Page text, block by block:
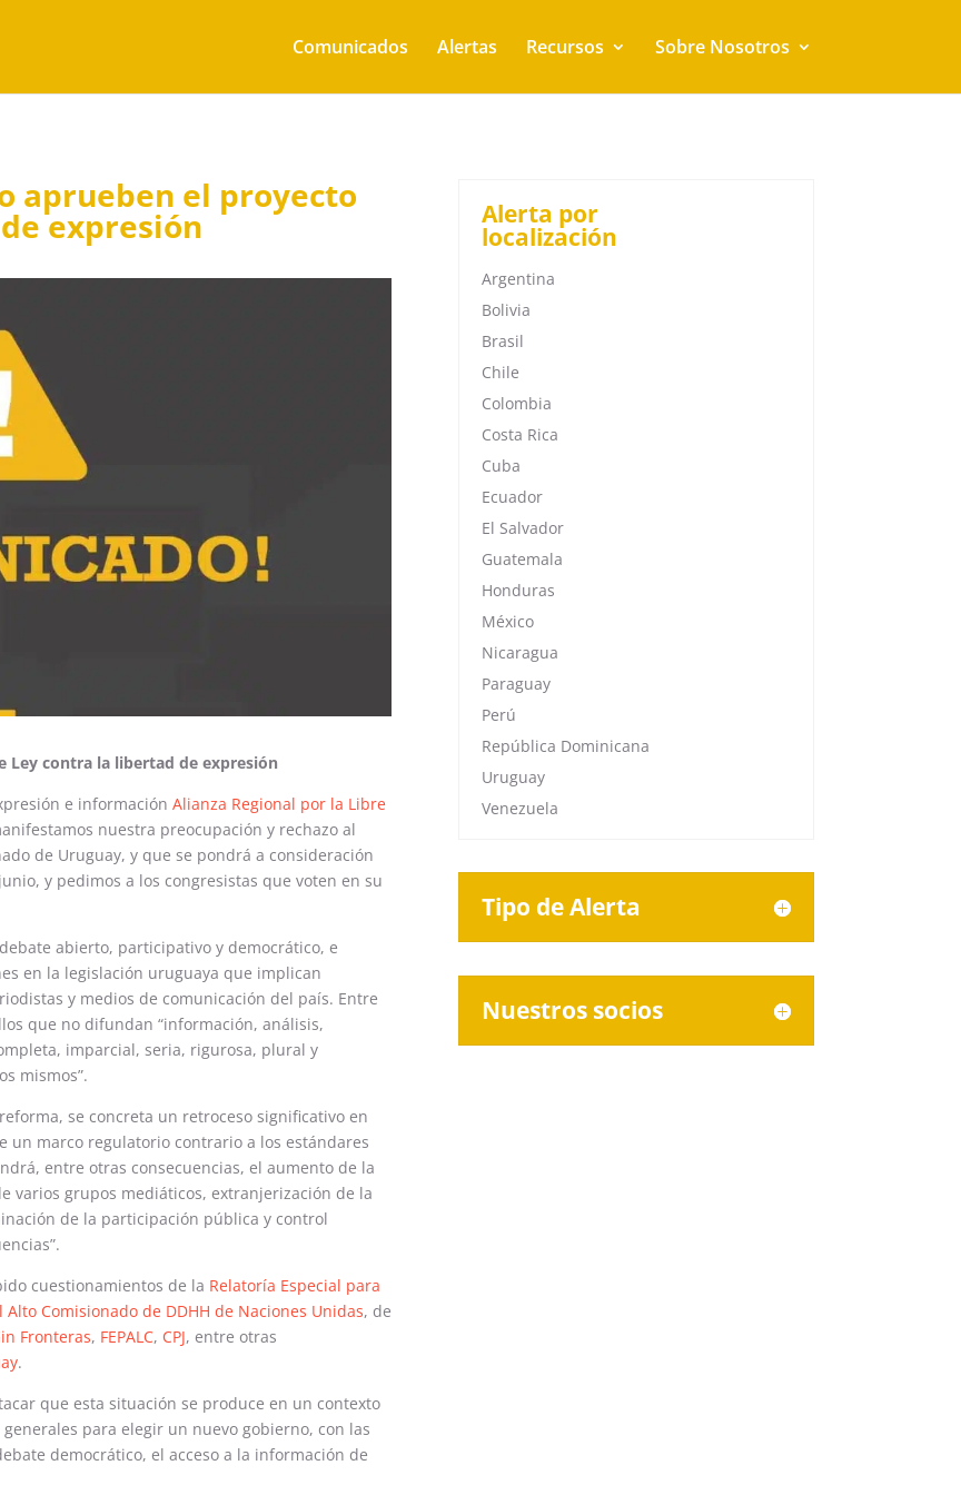
Comunicados Alertas Recursos Sobre Nosotros
aprueben el proyecto
expresión
Ley contra la libertad de expresión
e información Alianza Regional por la Libre
nuestra preocupación y rechazo al
de Uruguay, y que se pondrá a consideración
y pedimos a los congresistas que voten en su
abierto, participativo y democrático, e
en la legislación uruguaya que implican
y medios de comunicación del país. Entre
que no difundan “información, análisis,
imparcial, seria, rigurosa, plural y
mismos”.
se concreta un retroceso significativo en
un marco regulatorio contrario a los estándares
entre otras consecuencias, el aumento de la
varios grupos mediáticos, extranjerización de la
de la participación pública y control
cuestionamientos de la Relatoría Especial para
Alto Comisionado de DDHH de Naciones Unidas, de
Fronteras, FEPALC, CPJ, entre otras
.
que esta situación se produce en un contexto
para elegir un nuevo gobierno, con las
democrático, el acceso a la información de
Alerta por
localización
Argentina
Bolivia
Brasil
Chile
Colombia
Costa Rica
Cuba
Ecuador
El Salvador
Guatemala
Honduras
México
Nicaragua
Paraguay
Perú
República Dominicana
Uruguay
Venezuela
Tipo de Alerta
Nuestros socios